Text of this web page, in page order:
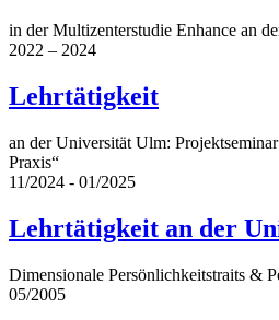
in der Multizenterstudie Enhance an
2022 – 2024
Lehrtätigkeit
an der Universität Ulm:
Praxis“
11/2024 - 01/2025
Lehrtätigkeit an der
Dimensionale Persönlichkeitstraits &
05/2005